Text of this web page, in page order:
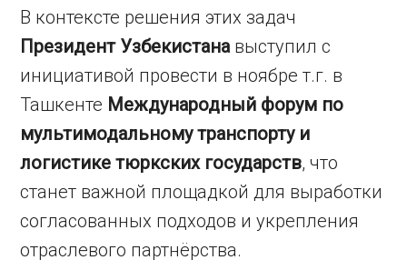
В контексте решения этих задач
Президент Узбекистанавыступил с
инициативой провести в ноябре т.г. в
Ташкенте Международный форум по
мультимодальному транспорту и
логистике тюркских государств, что
станет важной площадкой для выработки
согласованных подходов и укрепления
отраслевого партнёрства.